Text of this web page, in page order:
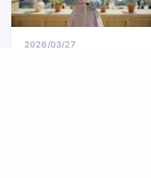
2026/03/27